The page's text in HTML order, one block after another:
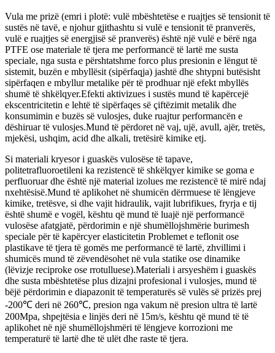
Vula me prizë (emri i plotë: vulë mbështetëse e ruajtjes së tensionit të
sustës në tavë, e njohur gjithashtu si vulë e tensionit të pranverës,
vulë e ruajtjes së energjisë së pranverës) është një vulë e bërë nga
PTFE ose materiale të tjera me performancë të lartë me susta
speciale, nga susta e përshtatshme forco plus presionin e lëngut të
sistemit, buzën e mbyllësit (sipërfaqja) jashtë dhe shtypni butësisht
sipërfaqen e mbyllur metalike për të prodhuar një efekt mbyllës
shumë të shkëlqyer.Efekti aktivizues i sustës mund të kapërcejë
ekscentricitetin e lehtë të sipërfaqes së çiftëzimit metalik dhe
konsumimin e buzës së vulosjes, duke ruajtur performancën e
dëshiruar të vulosjes.Mund të përdoret në vaj, ujë, avull, ajër, tretës,
mjekësi, ushqim, acid dhe alkali, tretësirë ​​kimike etj.
Si materiali kryesor i guaskës vulosëse të tapave,
politetrafluoroetileni ka rezistencë të shkëlqyer kimike se goma e
perfluoruar dhe është një material izolues me rezistencë të mirë ndaj
nxehtësisë.Mund të aplikohet në shumicën dërrmuese të lëngjeve
kimike, tretësve, si dhe vajit hidraulik, vajit lubrifikues, fryrja e tij
është shumë e vogël, kështu që mund të luajë një performancë
vulosëse afatgjatë, përdorimin e një shumëllojshmërie burimesh
speciale për të kapërcyer elasticitetin Problemet e teflonit ose
plastikave të tjera të gomës me performancë të lartë, zhvillimi i
shumicës mund të zëvendësohet në vula statike ose dinamike
(lëvizje reciproke ose rrotulluese).Materiali i arsyeshëm i guaskës
dhe susta mbështetëse plus dizajni profesional i vulosjes, mund të
bëjë përdorimin e diapazonit të temperaturës së vulës së prizës prej
-200℃ deri në 260℃, presion nga vakum në presion ultra të lartë
200Mpa, shpejtësia e linjës deri në 15m/s, kështu që mund të të
aplikohet në një shumëllojshmëri të lëngjeve korrozioni me
temperaturë të lartë dhe të ulët dhe raste të tjera.